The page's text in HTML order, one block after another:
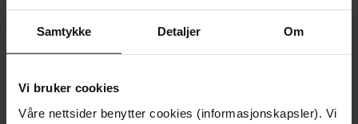
Samtykke Detaljer Om
Vi bruker cookies
Våre nettsider benytter cookies (informasjonskapsler). Vi
EBOK EBOK
Andre har også kjøpt